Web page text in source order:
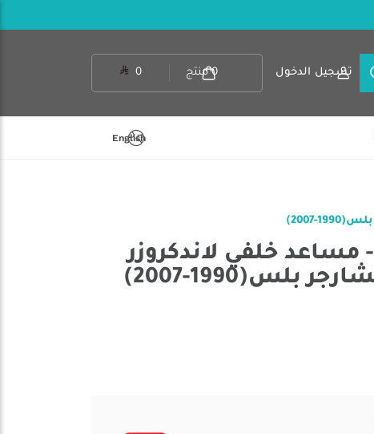
تسجيل الدخول 0 منتج 0
English
أي آر بي 63020 - مساعد خلفي لاندكروزر